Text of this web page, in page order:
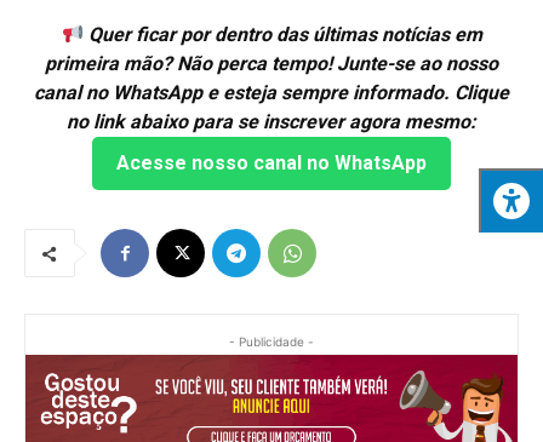
Quer ficar por dentro das últimas notícias em
primeira mão? Não perca tempo! Junte-se ao nosso
canal no WhatsApp e esteja sempre informado. Clique
no link abaixo para se inscrever agora mesmo:
Acesse nosso canal no WhatsApp
- Publicidade -